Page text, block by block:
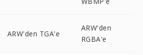
ARW'den TGA'e
ARW'den
RGBA'e